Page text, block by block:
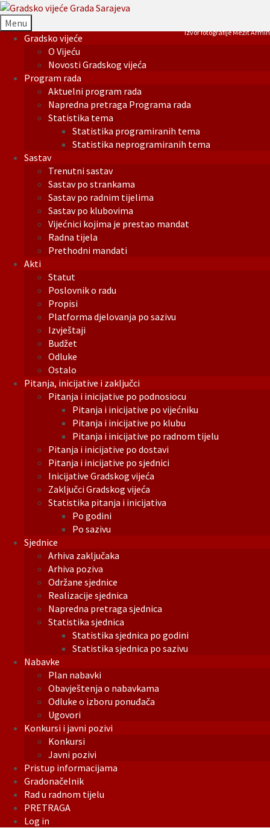
Menu
Gradsko vijeće
O Vijeću
Novosti Gradskog vijeća
Program rada
Aktuelni program rada
Napredna pretraga Programa rada
Statistika tema
Statistika programiranih tema
Statistika neprogramiranih tema
Sastav
Trenutni sastav
Sastav po strankama
Sastav po radnim tijelima
Sastav po klubovima
Vijećnici kojima je prestao mandat
Radna tijela
Prethodni mandati
Akti
Statut
Poslovnik o radu
Propisi
Platforma djelovanja po sazivu
Izvještaji
Budžet
Odluke
Ostalo
Pitanja, inicijative i zaključci
Pitanja i inicijative po podnosiocu
Pitanja i inicijative po vijećniku
Pitanja i inicijative po klubu
Pitanja i inicijative po radnom tijelu
Pitanja i inicijative po dostavi
Pitanja i inicijative po sjednici
Inicijative Gradskog vijeća
Zaključci Gradskog vijeća
Statistika pitanja i inicijativa
Po godini
Po sazivu
Sjednice
Arhiva zaključaka
Arhiva poziva
Održane sjednice
Realizacije sjednica
Napredna pretraga sjednica
Statistika sjednica
Statistika sjednica po godini
Statistika sjednica po sazivu
Nabavke
Plan nabavki
Obavještenja o nabavkama
Odluke o izboru ponuđača
Ugovori
Konkursi i javni pozivi
Konkursi
Javni pozivi
Pristup informacijama
Gradonačelnik
Rad u radnom tijelu
PRETRAGA
Log in
Izvor fotografije Mezit Armin